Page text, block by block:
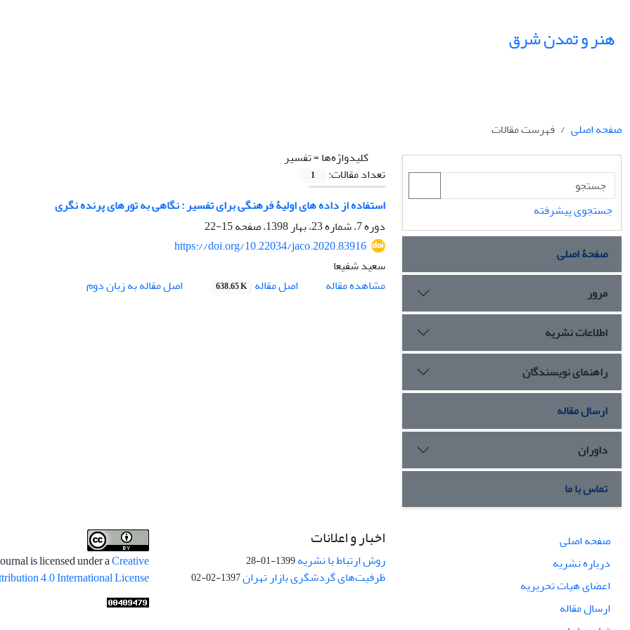
هنر و تمدن شرق
صفحه اصلی
فهرست مقالات
کلیدواژه‌ها =تفسیر
تعداد مقالات:
1
استفاده از داده های اولیۀ فرهنگی برای تفسیر : نگاهی به تورهای پرنده نگری
دوره 7، شماره 23، بهار 1398، صفحه
15-22
https://doi.org/10.22034/jaco.2020.83916
سعید شفیعا
مشاهده مقاله
اصل مقاله 638.65 K اصل مقاله به زبان دوم
جستجوی پیشرفته
صفحۀ اصلی
مرور
اطلاعات نشریه
راهنمای نویسندگان
ارسال مقاله
داوران
تماس با ما
صفحه اصلی
درباره نشریه
اعضای هیات تحریریه
ارسال مقاله
اخبار و اعلانات
روش ارتباط با نشریه1399-01-28
ظرفیت‌های گردشگری بازار تهران1397-02-02
is licensed under aCreative
4.0 International License